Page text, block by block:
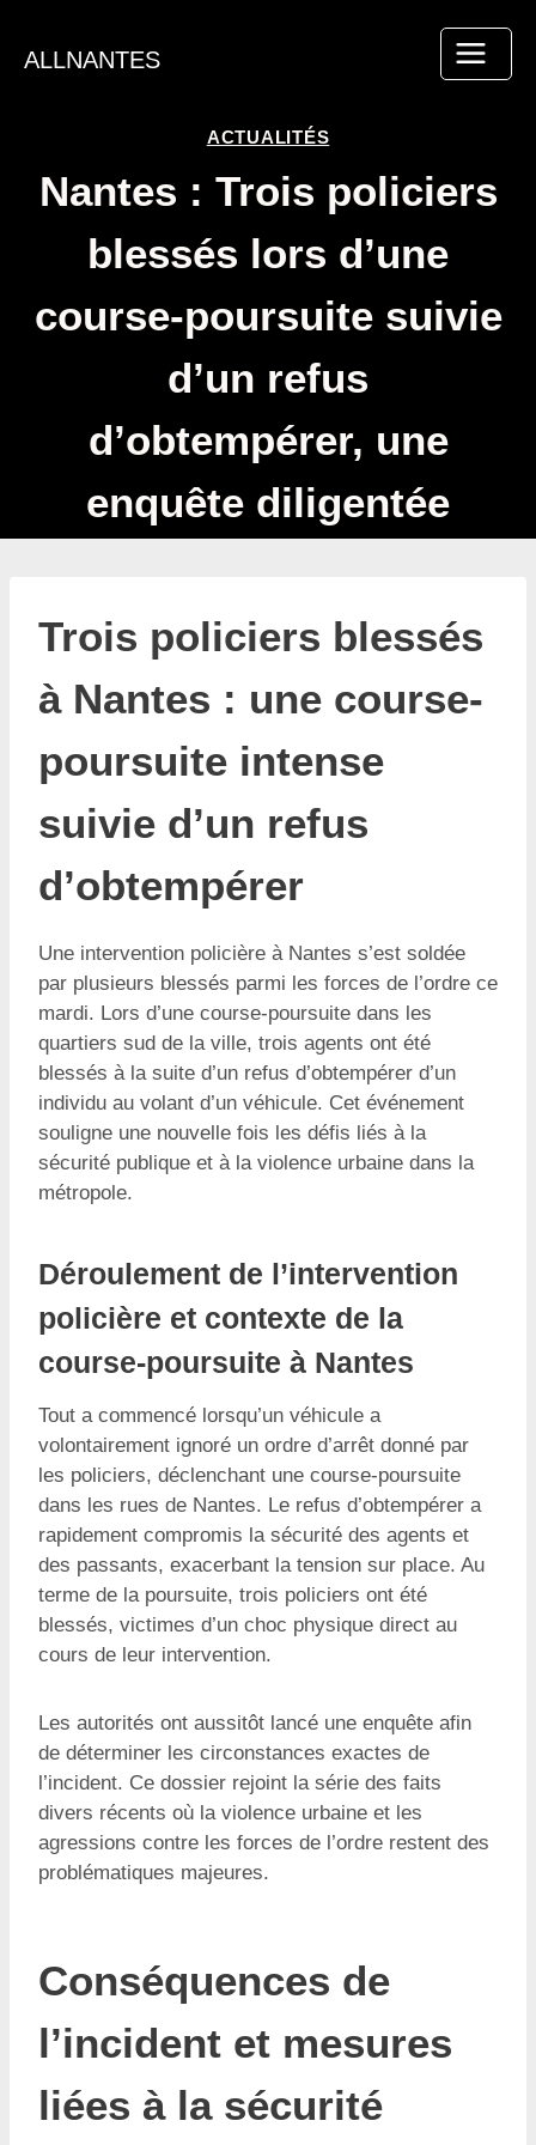
contenu
ALLNANTES
ACTUALITÉS
Nantes : Trois policiers
blessés lors d’une
course-poursuite suivie
d’un refus
d’obtempérer, une
enquête diligentée
Trois policiers blessés
à Nantes : une course-
poursuite intense
suivie d’un refus
d’obtempérer
Une intervention policière à Nantes s’est soldée
par plusieurs blessés parmi les forces de l’ordre ce
mardi. Lors d’une course-poursuite dans les
quartiers sud de la ville, trois agents ont été
blessés à la suite d’un refus d’obtempérer d’un
individu au volant d’un véhicule. Cet événement
souligne une nouvelle fois les défis liés à la
sécurité publique et à la violence urbaine dans la
métropole.
Déroulement de l’intervention
policière et contexte de la
course-poursuite à Nantes
Tout a commencé lorsqu’un véhicule a
volontairement ignoré un ordre d’arrêt donné par
les policiers, déclenchant une course-poursuite
dans les rues de Nantes. Le refus d’obtempérer a
rapidement compromis la sécurité des agents et
des passants, exacerbant la tension sur place. Au
terme de la poursuite, trois policiers ont été
blessés, victimes d’un choc physique direct au
cours de leur intervention.
Les autorités ont aussitôt lancé une enquête afin
de déterminer les circonstances exactes de
l’incident. Ce dossier rejoint la série des faits
divers récents où la violence urbaine et les
agressions contre les forces de l’ordre restent des
problématiques majeures.
Conséquences de
l’incident et mesures
liées à la sécurité